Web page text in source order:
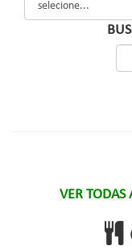
VER TODAS